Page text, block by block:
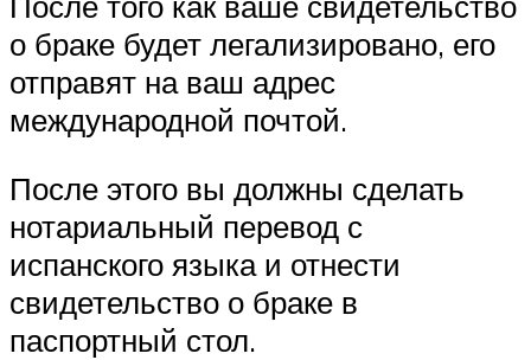
о браке будет легализировано, его
отправят на ваш адрес
международной почтой.
После этого вы должны сделать
нотариальный перевод с
испанского языка и отнести
свидетельство о браке в
паспортный стол.